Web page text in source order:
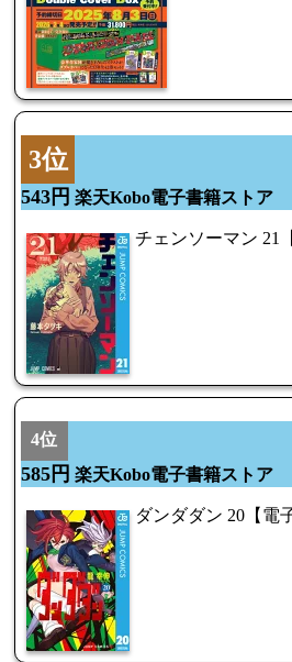
3位
543円 楽天Kobo電子書籍ストア
チェンソーマン 21
4位
585円 楽天Kobo電子書籍ストア
ダンダダン 20【電